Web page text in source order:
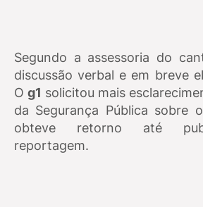
Segundo a assessoria do
discussão verbal e em breve
Og1 solicitou mais
da Segurança Pública sobre
obteve retorno até
reportagem.